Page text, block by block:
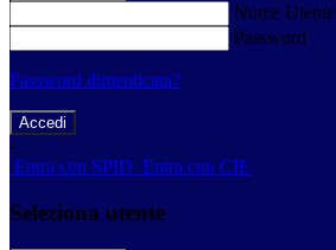
Nome Utente
Password
Password dimenticata?
-
Entra con SPID Entra con CIE
Seleziona utente